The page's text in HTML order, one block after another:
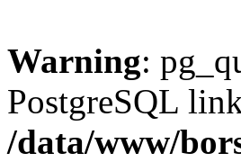
Warning:
PostgreSQL
/data/www/